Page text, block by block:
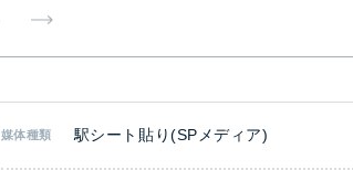
媒体種類 駅シート貼り(SPメディア)